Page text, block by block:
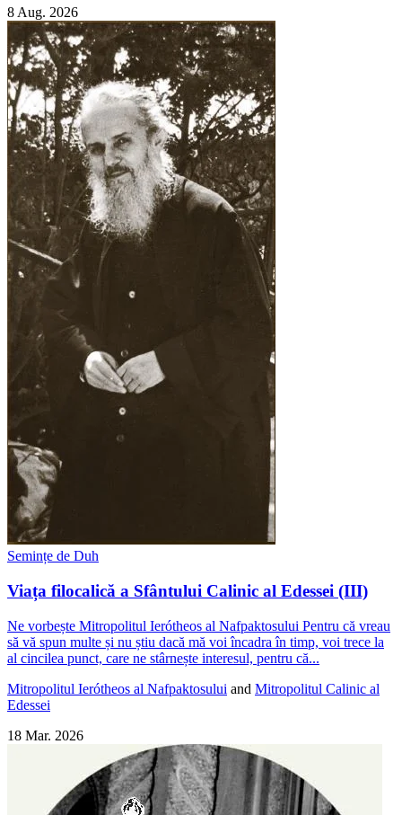
8 Aug. 2026
Semințe de Duh
Viața filocalică a Sfântului Calinic al Edessei (III)
Ne vorbește Mitropolitul Ierótheos al Nafpaktosului Pentru că vreau
să vă spun multe și nu știu dacă mă voi încadra în timp, voi trece la
al cincilea punct, care ne stârnește interesul, pentru că...
Mitropolitul Ierótheos al Nafpaktosului and Mitropolitul Calinic al
Edessei
18 Mar. 2026